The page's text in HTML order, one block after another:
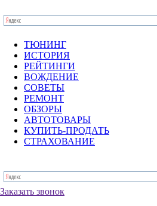
ТЮНИНГ
ИСТОРИЯ
РЕЙТИНГИ
ВОЖДЕНИЕ
СОВЕТЫ
РЕМОНТ
ОБЗОРЫ
АВТОТОВАРЫ
КУПИТЬ-ПРОДАТЬ
СТРАХОВАНИЕ
Заказать звонок